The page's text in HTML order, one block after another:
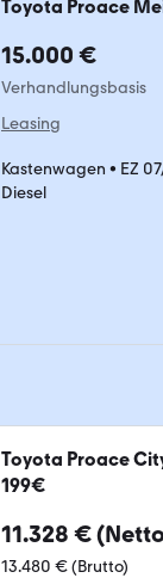
Toyota Proace
15.000 €
Verhandlungsbasis
Leasing
Kastenwagen • EZ
Diesel
Toyota Proace
199€
11.328 €
13.480 € (Brutto)